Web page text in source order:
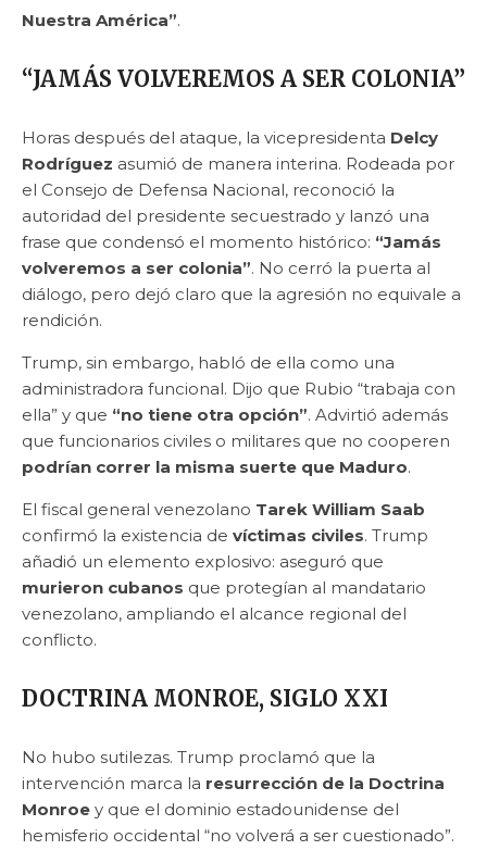
Nuestra América”.
“JAMÁS VOLVEREMOS A SER COLONIA”
Horas después del ataque, la vicepresidenta Delcy
Rodríguez asumió de manera interina. Rodeada por
el Consejo de Defensa Nacional, reconoció la
autoridad del presidente secuestrado y lanzó una
frase que condensó el momento histórico: “Jamás
volveremos a ser colonia”. No cerró la puerta al
diálogo, pero dejó claro que la agresión no equivale a
rendición.
Trump, sin embargo, habló de ella como una
administradora funcional. Dijo que Rubio “trabaja con
ella” y que “no tiene otra opción”. Advirtió además
que funcionarios civiles o militares que no cooperen
podrían correr la misma suerte que Maduro.
El fiscal general venezolano Tarek William Saab
confirmó la existencia de víctimas civiles. Trump
añadió un elemento explosivo: aseguró que
murieron cubanos que protegían al mandatario
venezolano, ampliando el alcance regional del
conflicto.
DOCTRINA MONROE, SIGLO XXI
No hubo sutilezas. Trump proclamó que la
intervención marca la resurrección de la Doctrina
Monroe y que el dominio estadounidense del
hemisferio occidental “no volverá a ser cuestionado”.